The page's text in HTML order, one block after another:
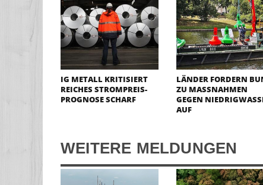
IG METALL KRITISIERT
REICHES STROMPREIS-
PROGNOSE SCHARF
LÄNDER FORDERN
ZU MASSNAHMEN G
EGEN
UF
WEITERE MELDUNGEN